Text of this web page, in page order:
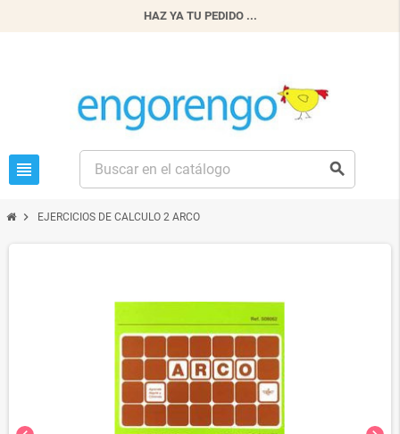
HAZ YA TU PEDIDO ...
view_headline search
chevron_right EJERCICIOS DE CALCULO 2 ARCO